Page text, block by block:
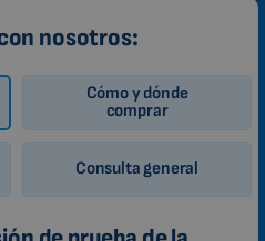
nosotros:
Cómo y dónde
comprar
Consulta general